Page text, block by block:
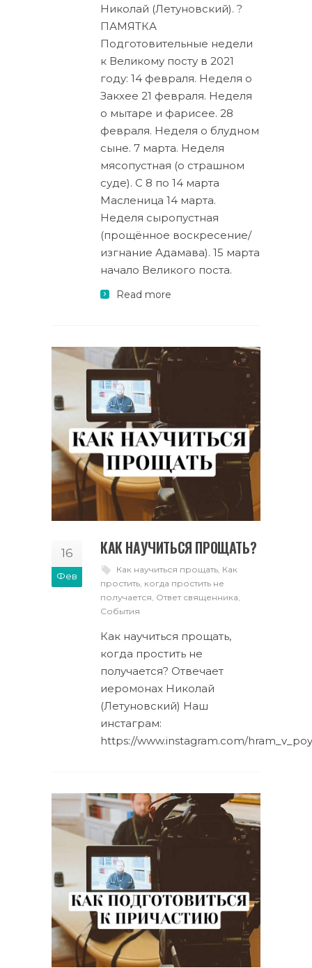
Николай (Летуновский). ?
ПАМЯТКА
Подготовительные недели
к Великому посту в 2021
году: 14 февраля. Неделя о
Закхее 21 февраля. Неделя
о мытаре и фарисее. 28
февраля. Неделя о блудном
сыне. 7 марта. Неделя
мясопустная (о страшном
суде). С 8 по 14 марта
Масленица 14 марта.
Неделя сыропустная
(прощённое воскресение/
изгнание Адамава). 15 марта
начало Великого поста.
Read more
16
Фев
КАК НАУЧИТЬСЯ ПРОЩАТЬ?
Как научиться прощать Как
простить когда простить не
получается Ответ священника
События
Как научиться прощать,
когда простить не
получается? Отвечает
иеромонах Николай
(Летуновский) Наш
инстаграм:
https://www.instagram.com/